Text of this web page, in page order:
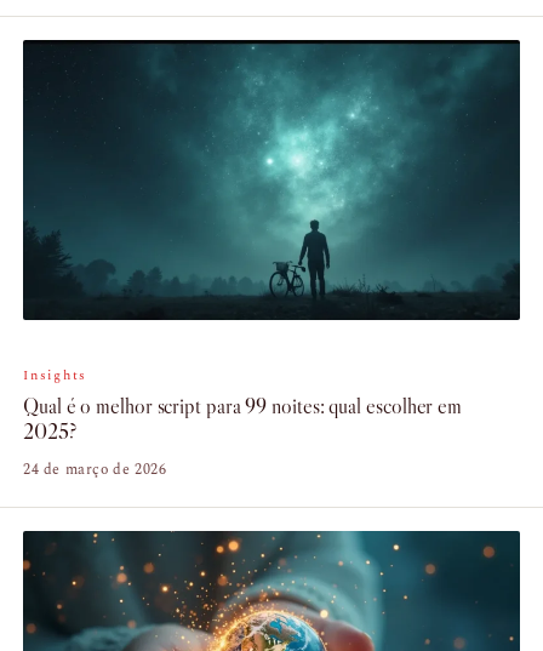
Insights
Qual é o melhor script para 99 noites: qual escolher em
2025?
24 de março de 2026